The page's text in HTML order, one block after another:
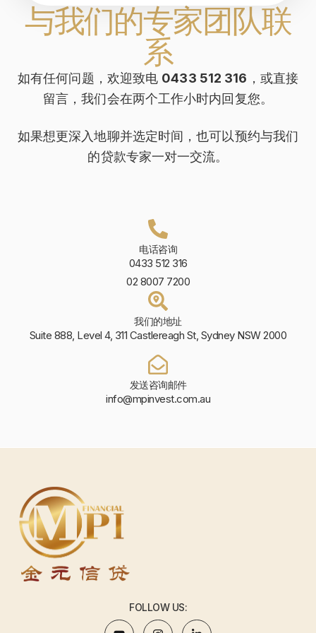
与我们的专家团队联
系
如有任何问题，欢迎致电 0433 512 316 ，或直接
留言，我们会在两个工作小时内回复您。
如果想更深入地聊并选定时间，也可以预约与我们
的贷款专家一对一交流。
电话咨询
0433 512 316
02 8007 7200
我们的地址
Suite 888, Level 4, 311 Castlereagh St, Sydney NSW 2000
发送咨询邮件
info@mpinvest.com.au
FOLLOW US: